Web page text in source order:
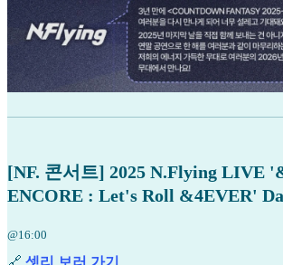
[NF. 콘서트] 2025 N.Flying LIVE
ENCORE : Let's Roll &4EVER'
@16:00
🔗 셋리 보러 가기